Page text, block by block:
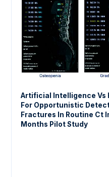
Artificial Intelligence Vs
For Opportunistic
Fractures In Routine Ct
Months Pilot Study